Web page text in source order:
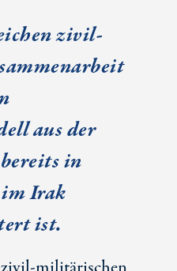
zivil-
aus der
in
Irak
ist.